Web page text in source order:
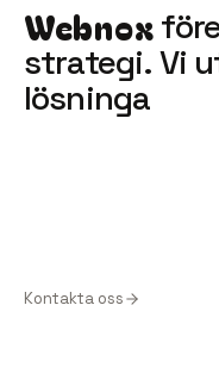
Webnox
strategi.Vi
lösningar där
Kontakta oss